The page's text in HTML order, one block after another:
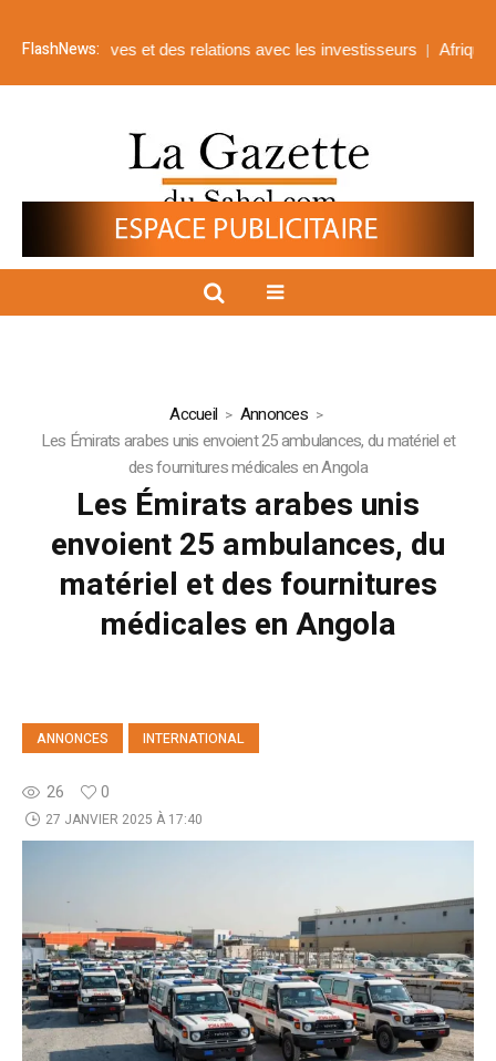
FlashNews:et des relations avec les investisseurs Afrique de
Accueil
Annonces
Les Émirats arabes unis envoient 25 ambulances, du matériel et
des fournitures médicales en Angola
Les Émirats arabes unis
envoient 25 ambulances, du
matériel et des fournitures
médicales en Angola
ANNONCES INTERNATIONAL
26 0
27 JANVIER 2025 À 17:40